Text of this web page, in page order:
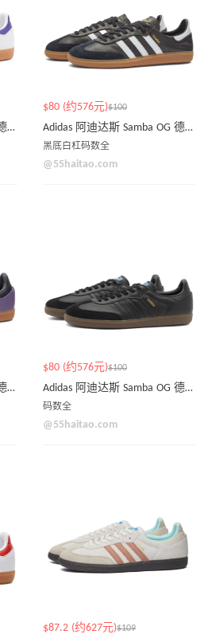
Adidas 阿迪达斯 Samba OG 德迅鞋
$80 (约576元)$100
Adidas 阿迪达斯 Samba OG 德迅鞋
黑底白杠码数全
@55haitao.com
Adidas 阿迪达斯 Samba OG 德迅鞋
$80 (约576元)$100
Adidas 阿迪达斯 Samba OG 德迅鞋
码数全
@55haitao.com
$87.2 (约627元)$109